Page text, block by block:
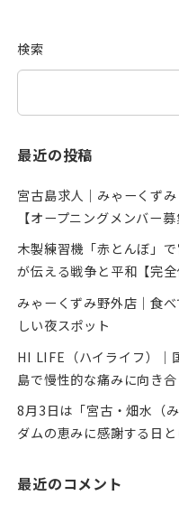
検索
最近の投稿
宮古島求人｜みゃーくず
【オープニングメンバー募
木製練習機「赤とんぼ」
が伝える戦争と平和【完全
みゃーくずみ野外店｜食
しい夜スポット
HI LIFE（ハイライフ）｜
島で慢性的な痛みに向き
8月3日は「宮古・畑水（
ダムの恵みに感謝する日と
最近のコメント